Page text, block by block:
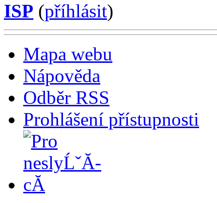
ISP (příhlásit)
Mapa webu
Nápověda
Odběr RSS
Prohlášení přístupnosti